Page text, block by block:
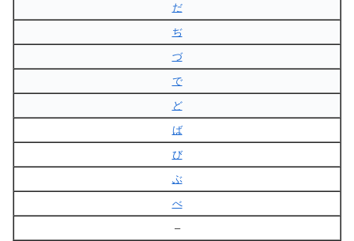
だ
ぢ
づ
で
ど
ば
び
ぶ
べ
–